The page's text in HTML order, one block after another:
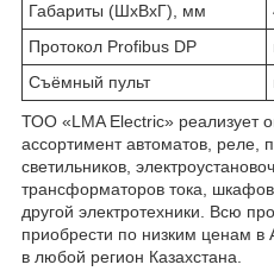
Габариты (ШхВхГ), мм
Протокол Profibus DP
Съёмный пульт
ТОО «LMA Electric» реализует
ассортимент автоматов,
светильников,
трансформаторов тока,
другой электротехники. Всю
приобрести по низким ценам в
в любой регион Казахстана.